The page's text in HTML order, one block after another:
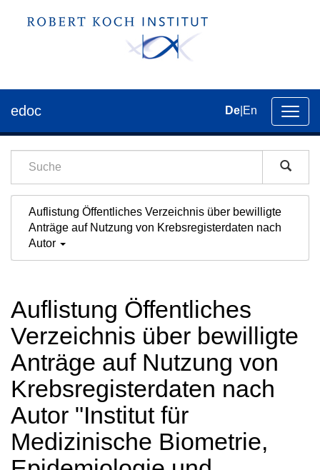
der
edoc De En
Auflistung Öffentliches Verzeichnis über bewilligte
Anträge auf Nutzung von Krebsregisterdaten nach
Autor
Auflistung Öffentliches
Verzeichnis über bewilligte
Anträge auf Nutzung von
Krebsregisterdaten nach
Autor "Institut für
Medizinische Biometrie,